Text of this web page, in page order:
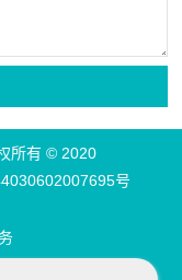
所有 © 2020
号